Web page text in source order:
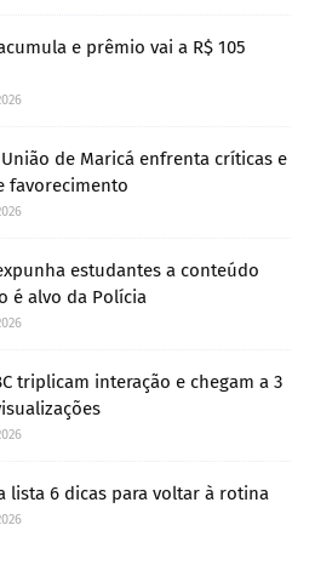
e prêmio vai a R$ 105
de Maricá enfrenta críticas e
favorecimento
estudantes a conteúdo
é alvo da Polícia
triplicam interação e chegam a 3
lista 6 dicas para voltar à rotina